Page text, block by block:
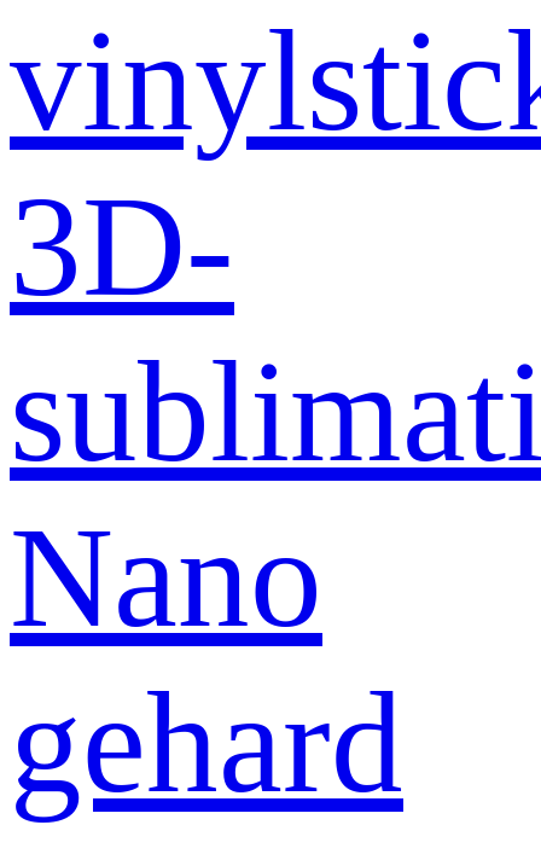
3D-
Nano
gehard